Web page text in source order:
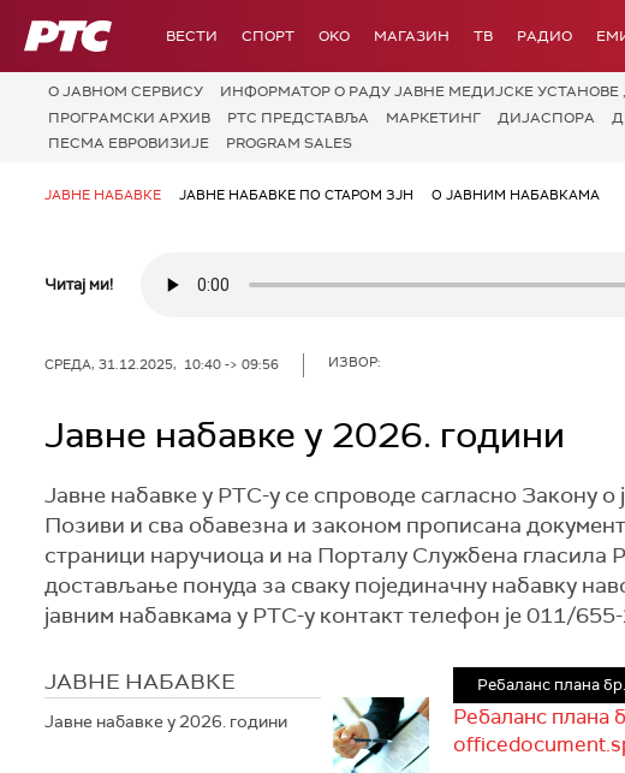
РТС ВЕСТИ СПОРТ OKO МАГАЗИН ТВ РАДИО
О JАВНОМ СЕРВИСУ ИНФОРМАТОР О РАДУ ЈАВНЕ МЕДИЈСКЕ УСТАНОВЕ
ПРОГРАМСКИ АРХИВ
РТС ПРЕДСТАВЉА МАРКЕТИНГ ДИЈАСПОРА
ПЕСМА ЕВРОВИЗИЈЕ
PROGRAM SALES
ЈАВНЕ НАБАВКЕ ЈАВНЕ НАБАВКЕ ПО СТАРОМ ЗЈН О ЈАВНИМ НАБАВКАМА
Читај ми!
СРЕДА, 31.12.2025, 10:40 -> 09:56 ИЗВОР:
Јавне набавке у 2026. години
Јавне набавке у РТС-у се спроводе сагласно Закону
Позиви и сва обавезна и законом прописана
страници наручиоца и на Порталу Службена гласила
достављање понуда за сваку појединачну набавку
јавним набавкама у РТС-у контакт телефон је 011/
ЈАВНЕ НАБАВКЕ
Јавне набавке у 2026. години
Ребаланс плана
Ребаланс плана